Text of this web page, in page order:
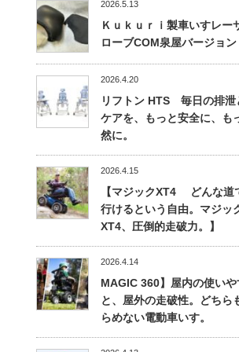
2026.5.13
Ｋｕｋｕｒｉ製車いすレー
ローブCOM泉屋バージョン
2026.4.20
リフトン HTS 毎日の排泄
ケアを、もっと安全に、も
然に。
2026.4.15
【マジックXT4 どんな道
行けるという自由。マジッ
XT4、圧倒的走破力。】
2026.4.14
MAGIC 360】屋内の使いや
と、屋外の走破性。どちら
らめない電動車いす。